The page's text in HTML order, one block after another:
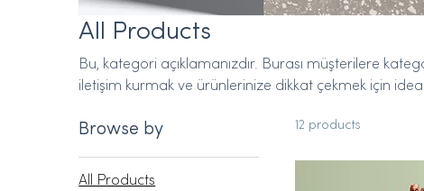
All Products
Bu, kategori açıklamanızdır. Burası müşterilere
iletişim kurmak ve ürünlerinize dikkat çekmek için
Browse by
All Products
12 products